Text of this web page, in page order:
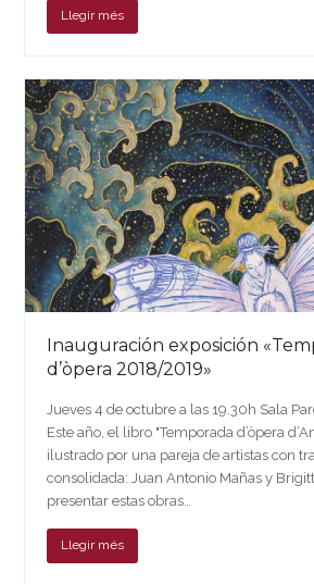
Llegir més
Inauguración exposición
d’òpera 2018/2019»
Jueves 4 de octubre a las 19.30h Sala
Este año, el libro "Temporada d’òpera
ilustrado por una pareja de artistas con
consolidada: Juan Antonio Mañas y
presentar estas obras…
Llegir més